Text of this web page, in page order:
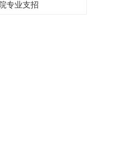
专业支招